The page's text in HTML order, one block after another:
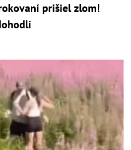
prišiel zlom!